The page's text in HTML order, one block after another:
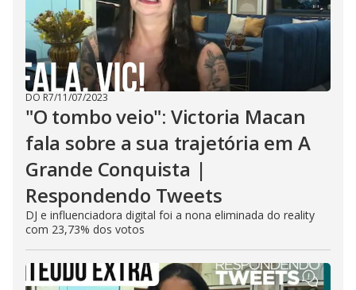
DO R7/11/07/2023
"O tombo veio": Victoria Macan
fala sobre a sua trajetória em A
Grande Conquista |
Respondendo Tweets
DJ e influenciadora digital foi a nona eliminada do reality
com 23,73% dos votos